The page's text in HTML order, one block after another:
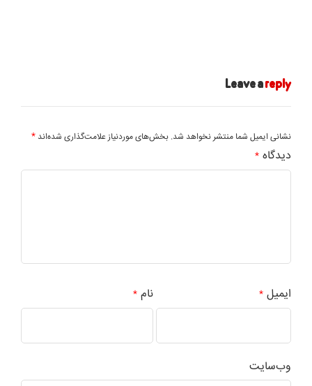
Leave areply
نشانی ایمیل شما منتشر نخواهد شد. بخش‌های موردنیاز علامت‌گذاری شده‌اند *
دیدگاه *
نام * ایمیل*
وب‌سایت